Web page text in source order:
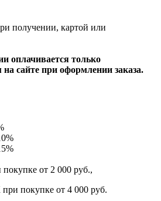
получении, картой или
оплачивается только
сайте при оформлении заказа.
от 2 000 руб.,
покупке от 4 000 руб.